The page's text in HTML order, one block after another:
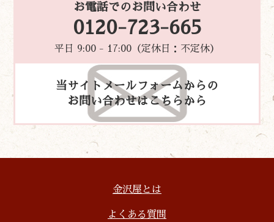
お電話でのお問い合わせ
0120-723-665
平日 9:00 - 17:00（定休日：不定休）
当サイトメールフォームからの
お問い合わせはこちらから
金沢屋とは
よくある質問